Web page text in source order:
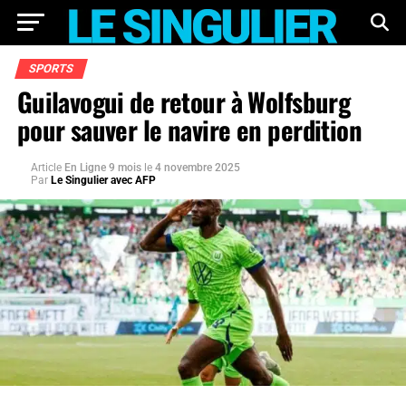
SPORTS
Guilavogui de retour à Wolfsburg
pour sauver le navire en perdition
Article En Ligne 9 mois le 4 novembre 2025
Par Le Singulier avec AFP